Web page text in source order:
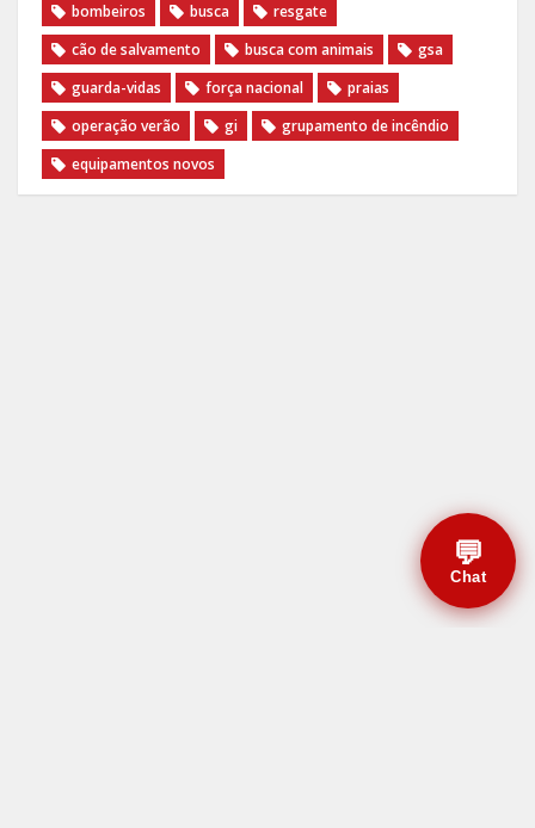
bombeiros
busca
resgate
cão de salvamento
busca com animais
gsa
guarda-vidas
força nacional
praias
operação verão
gi
grupamento de incêndio
equipamentos novos
💬
Chat